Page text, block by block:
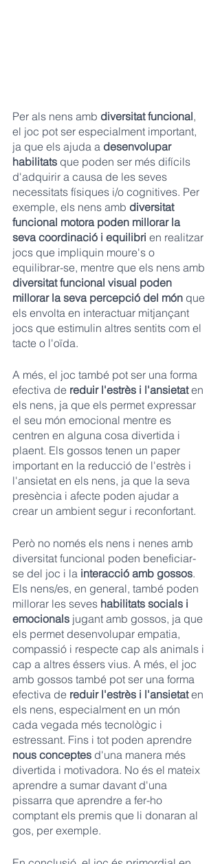
Per als nens amb diversitat funcional,
el joc pot ser especialment important,
ja que els ajuda a desenvolupar
habilitats que poden ser més difícils
d'adquirir a causa de les seves
necessitats físiques i/o cognitives. Per
exemple, els nens amb diversitat
funcional motora poden millorar la
seva coordinació i equilibri en realitzar
jocs que impliquin moure's o
equilibrar-se, mentre que els nens amb
diversitat funcional visual poden
millorar la seva percepció del món que
els envolta en interactuar mitjançant
jocs que estimulin altres sentits com el
tacte o l'oïda.
A més, el joc també pot ser una forma
efectiva de reduir l'estrès i l'ansietat en
els nens, ja que els permet expressar
el seu món emocional mentre es
centren en alguna cosa divertida i
plaent. Els gossos tenen un paper
important en la reducció de l'estrès i
l'ansietat en els nens, ja que la seva
presència i afecte poden ajudar a
crear un ambient segur i reconfortant.
Però no només els nens i nenes amb
diversitat funcional poden beneficiar-
se del joc i la interacció amb gossos.
Els nens/es, en general, també poden
millorar les seves habilitats socials i
emocionals jugant amb gossos, ja que
els permet desenvolupar empatia,
compassió i respecte cap als animals i
cap a altres éssers vius. A més, el joc
amb gossos també pot ser una forma
efectiva de reduir l'estrès i l'ansietat en
els nens, especialment en un món
cada vegada més tecnològic i
estressant. Fins i tot poden aprendre
nous conceptes d'una manera més
divertida i motivadora. No és el mateix
aprendre a sumar davant d'una
pissarra que aprendre a fer-ho
comptant els premis que li donaran al
gos, per exemple.